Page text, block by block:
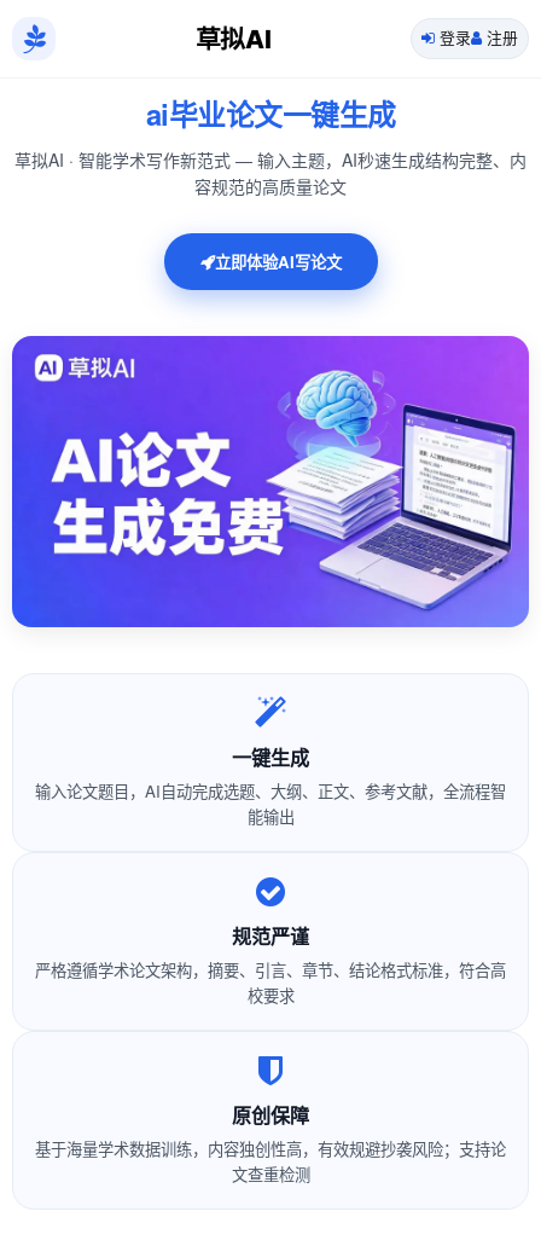
草拟AI 登录 注册
ai毕业论文一键生成
草拟AI · 智能学术写作新范式 — 输入主题，AI秒速生成结构完整、内
容规范的高质量论文
立即体验AI写论文
一键生成
输入论文题目，AI自动完成选题、大纲、正文、参考文献，全流程智
能输出
规范严谨
严格遵循学术论文架构，摘要、引言、章节、结论格式标准，符合高
校要求
原创保障
基于海量学术数据训练，内容独创性高，有效规避抄袭风险；支持论
文查重检测